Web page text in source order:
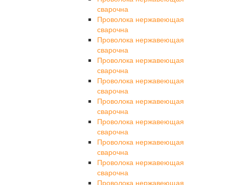
сварочна
Проволока нержавеющая
сварочна
Проволока нержавеющая
сварочна
Проволока нержавеющая
сварочна
Проволока нержавеющая
сварочна
Проволока нержавеющая
сварочна
Проволока нержавеющая
сварочна
Проволока нержавеющая
сварочна
Проволока нержавеющая
сварочна
Проволока нержавеющая